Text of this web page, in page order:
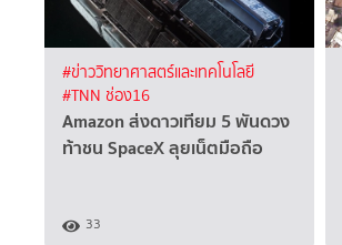
#ข่าววิทยาศาสตร์และเทคโนโลยี
#TNN ช่อง16
Amazon ส่งดาวเทียม 5 พันดวง
ท้าชน SpaceX ลุยเน็ตมือถือ
33